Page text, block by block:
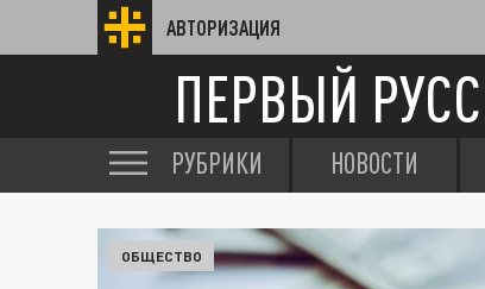
АВТОРИЗАЦИЯ
ПЕРВЫЙ
РУБРИКИ НОВОСТИ
ОБЩЕСТВО